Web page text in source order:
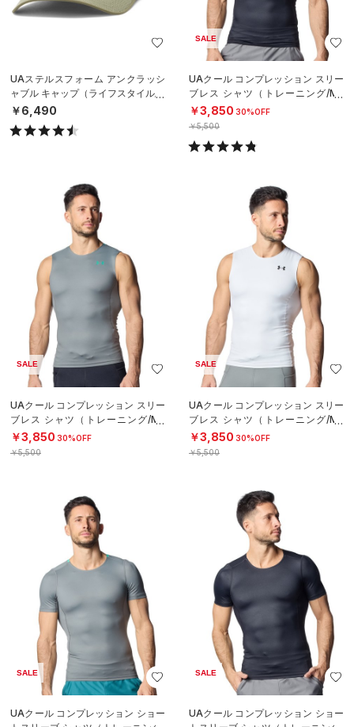
UAステルスフォーム アンクラッシ
ャブル キャップ（ライフスタイル/U
NISEX）
￥6,490
SALE
UAクール コンプレッション スリー
ブレス シャツ（トレーニング/ME
N）
￥3,850 30%OFF
￥5,500
SALE
UAクール コンプレッション スリー
ブレス シャツ（トレーニング/ME
N）
￥3,850 30%OFF
￥5,500
SALE
UAクール コンプレッション スリー
ブレス シャツ（トレーニング/ME
N）
￥3,850 30%OFF
￥5,500
SALE
UAクール コンプレッション ショー
SALE
UAクール コンプレッション ショー